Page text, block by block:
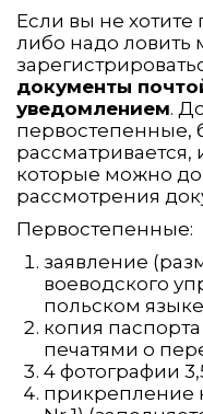
Если вы не хотите
либо надо ловить
документы
уведомлением.
первостепенные,
рассматривается,
которые можно
рассмотрения
Первостепенные:
заявление
воеводского
польском
копия
печатями о
4 фотографии
прикрепление